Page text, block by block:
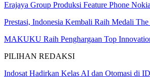
Erajaya Group Produksi Feature Phone
Prestasi, Indonesia Kembali Raih Medali
MAKUKU Raih Penghargaan Top
PILIHAN REDAKSI
Indosat Hadirkan Kelas AI dan Otomasi di